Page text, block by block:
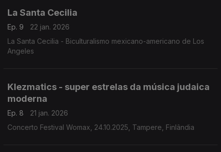
La Santa Cecilia
Ep. 9
22 jan. 2026
La Santa Cecilia - Biculturalismo mexicano-americano de Los
Angeles
Klezmatics - super estrelas da música judaica
moderna
Ep. 8
21 jan. 2026
Concerto Festival Womax, 24.10.2025, Tampere, Finlândia